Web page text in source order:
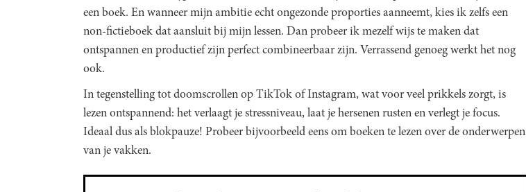
een boek. En wanneer mijn ambitie echt ongezonde proporties aanneemt, kies ik zelfs een
non-fictieboek dat aansluit bij mijn lessen. Dan probeer ik mezelf wijs te maken dat
ontspannen en productief zijn perfect combineerbaar zijn. Verrassend genoeg werkt het nog
ook.
In tegenstelling tot doomscrollen op TikTok of Instagram, wat voor veel prikkels zorgt, is
lezen ontspannend: het verlaagt je stressniveau, laat je hersenen rusten en verlegt je focus.
Ideaal dus als blokpauze! Probeer bijvoorbeeld eens om boeken te lezen over de onderwerpen
van je vakken.